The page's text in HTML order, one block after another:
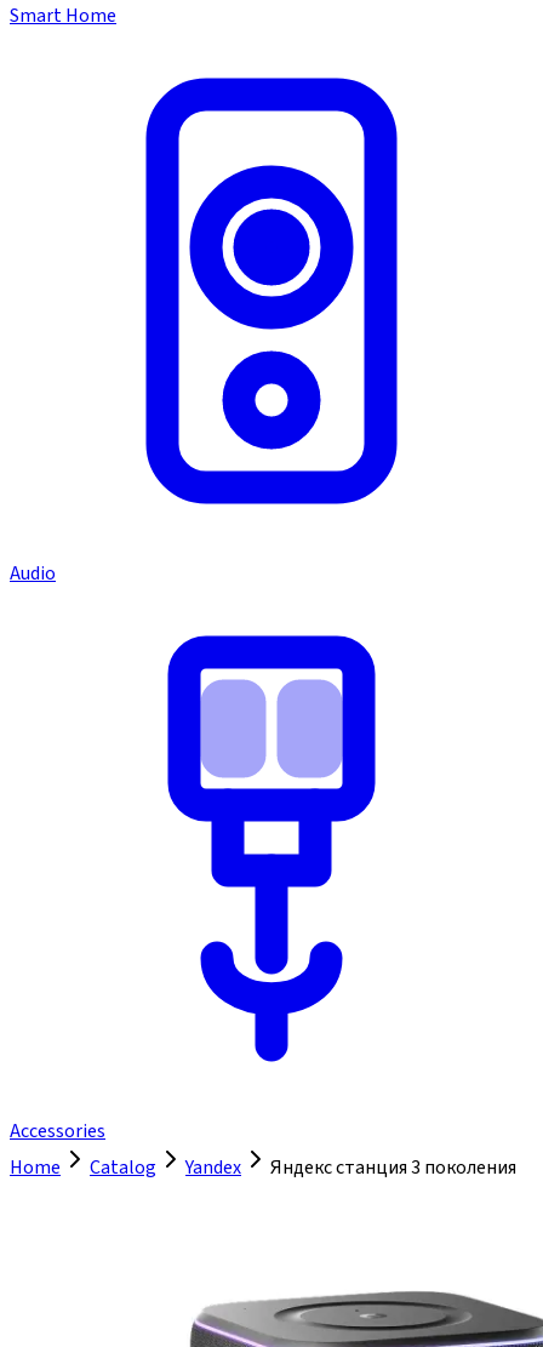
Smart Home
Audio
Accessories
Home
Catalog Yandex Яндекс станция 3 поколения